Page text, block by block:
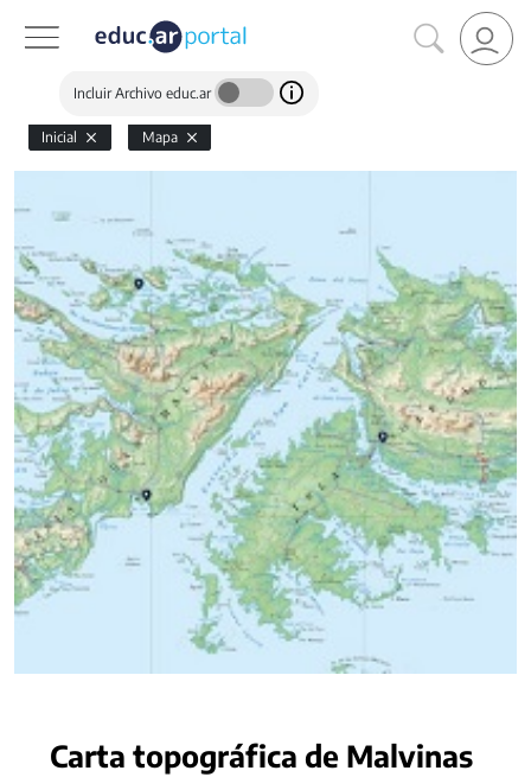
Incluir Archivo educ.ar
Inicial Mapa
Carta topográfica de Malvinas